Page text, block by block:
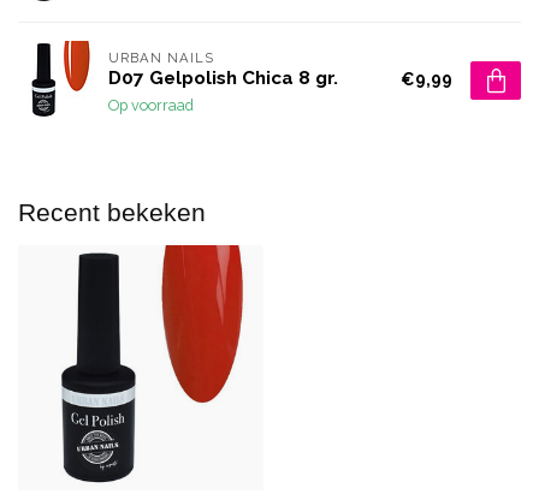
URBAN NAILS
D07 Gelpolish Chica 8 gr.
Op voorraad
€9,99
Recent bekeken